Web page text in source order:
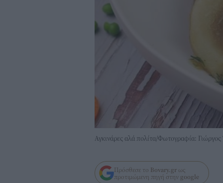
Αγκινάρες αλά πολίτα/Φωτογραφία: Γιώργος
Πρόσθεσε το Bovary.gr ως
προτιμώμενη πηγή στην google